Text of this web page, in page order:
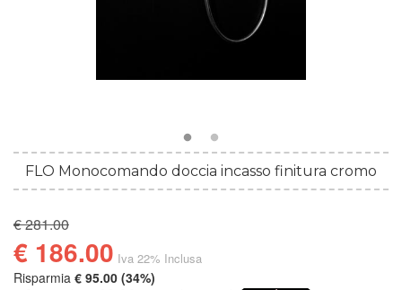
FLO Monocomando doccia incasso finitura cromo
€ 281.00
€ 186.00 Iva 22% Inclusa
Risparmia € 95.00 (34%)